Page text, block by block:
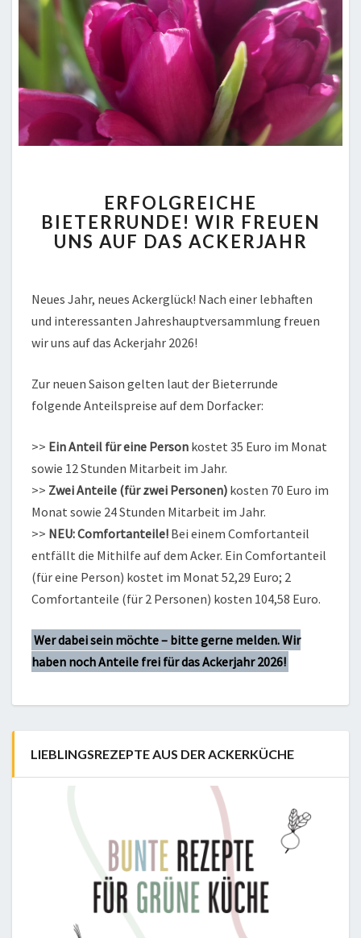
BIETERRUNDE!
WIR
FREUEN
DAS
ERFOLGREICHE
BIETERRUNDE! WIR FREUEN
UNS AUF DAS ACKERJAHR
Neues Jahr, neues Ackerglück! Nach einer lebhaften
und interessanten Jahreshauptversammlung freuen
wir uns auf das Ackerjahr 2026!
Zur neuen Saison gelten laut der Bieterrunde
folgende Anteilspreise auf dem Dorfacker:
>> Ein Anteil für eine Person kostet 35 Euro im Monat
sowie 12 Stunden Mitarbeit im Jahr.
>> Zwei Anteile (für zwei Personen) kosten 70 Euro im
Monat sowie 24 Stunden Mitarbeit im Jahr.
>> NEU: Comfortanteile! Bei einem Comfortanteil
entfällt die Mithilfe auf dem Acker. Ein Comfortanteil
(für eine Person) kostet im Monat 52,29 Euro; 2
Comfortanteile (für 2 Personen) kosten 104,58 Euro.
Wer dabei sein möchte – bitte gerne melden. Wir
haben noch Anteile frei für das Ackerjahr 2026!
LIEBLINGSREZEPTE AUS DER ACKERKÜCHE